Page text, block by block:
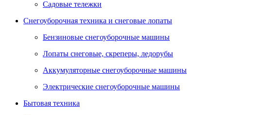
Садовые тележки
Снегоуборочная техника и снеговые лопаты
Бензиновые снегоуборочные машины
Лопаты снеговые, скреперы, ледорубы
Аккумуляторные снегоуборочные машины
Электрические снегоуборочные машины
Бытовая техника